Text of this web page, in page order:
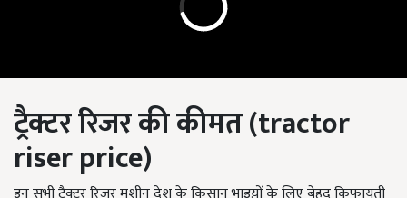
ट्रैक्टर रिजर की कीमत(tractor
riser price)